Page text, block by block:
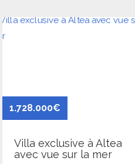
1.728.000€
Villa exclusive à Altea
avec vue sur la mer